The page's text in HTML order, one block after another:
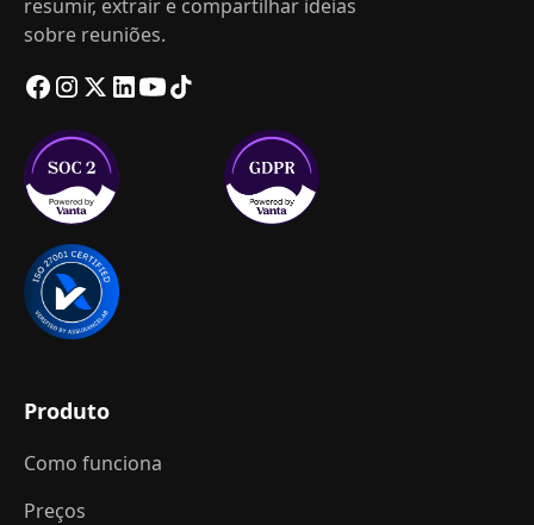
resumir, extrair e compartilhar ideias
sobre reuniões.
Produto
Como funciona
Preços